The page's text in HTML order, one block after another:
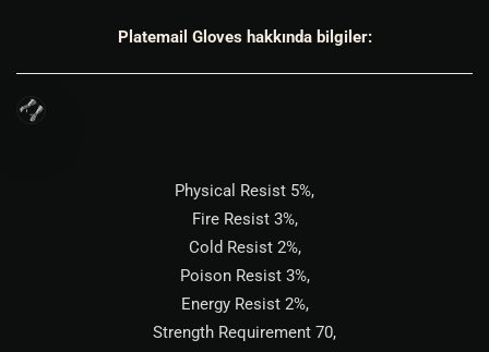
Platemail Gloves hakkında bilgiler:
Physical Resist 5%,
Fire Resist 3%,
Cold Resist 2%,
Poison Resist 3%,
Energy Resist 2%,
Strength Requirement 70,